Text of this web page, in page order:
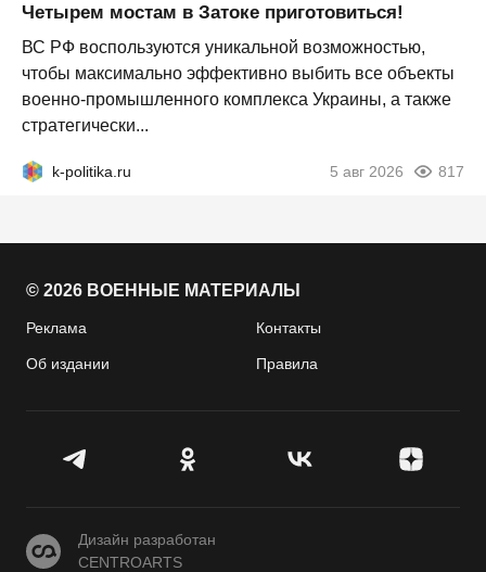
Четырем мостам в Затоке приготовиться!
ВС РФ воспользуются уникальной возможностью,
чтобы максимально эффективно выбить все объекты
военно-промышленного комплекса Украины, а также
стратегически...
k-politika.ru 5 авг 2026 817
© 2026 ВОЕННЫЕ МАТЕРИАЛЫ
Реклама Контакты
Об издании Правила
CENTROARTS